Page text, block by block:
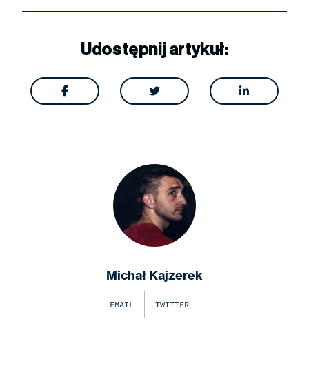
Udostępnij artykuł:
  
Michał Kajzerek
EMAIL TWITTER